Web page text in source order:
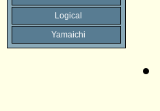
Logical
Yamaichi